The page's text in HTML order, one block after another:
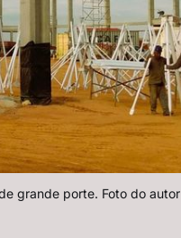
grande porte. Foto do autor